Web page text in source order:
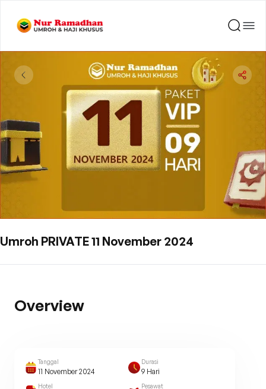
Umroh PRIVATE 11 November 2024
Overview
Tanggal
11 November 2024
Durasi
9 Hari
Hotel Pesawat